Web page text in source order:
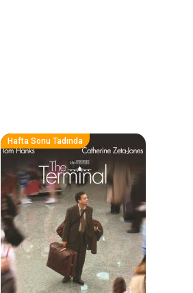
Hafta Sonu Tadında